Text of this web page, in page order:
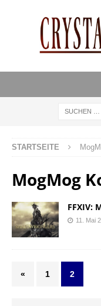
STARTSEITE
MogMog
FFXIV:
11. Mai
« 1 2